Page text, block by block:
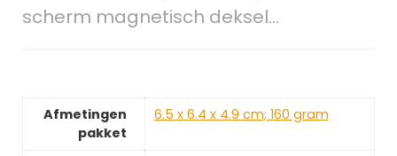
scherm magnetisch deksel…
Afmetingen
pakket
‎6.5 x 6.4 x 4.9 cm; 160 gram